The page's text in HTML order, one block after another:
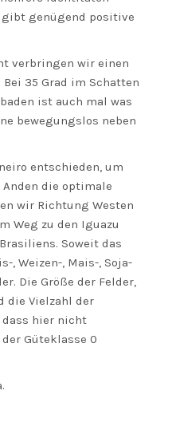
gibt genügend positive
verbringen wir einen
35 Grad im Schatten
ist auch mal was
bewegungslos neben
entschieden, um
die optimale
wir Richtung Westen
Weg zu den Iguazu
Soweit das
, Weizen-, Mais-, Soja-
Die Größe der Felder,
die Vielzahl der
dass hier nicht
Güteklasse 0